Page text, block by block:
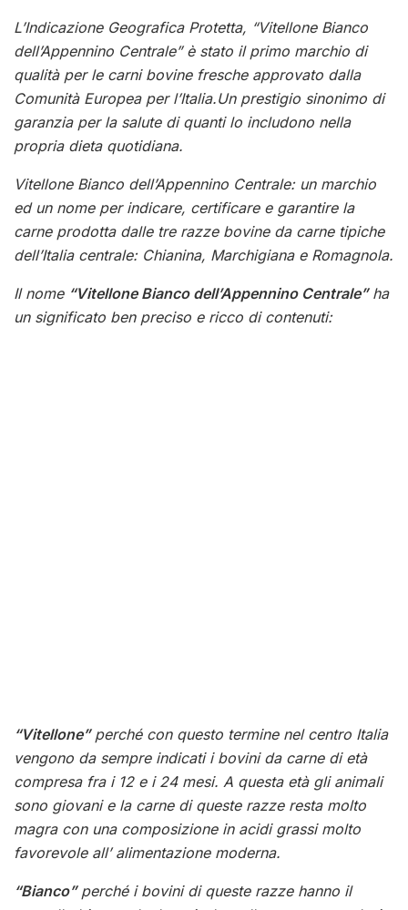
L’Indicazione Geografica Protetta, “Vitellone Bianco
dell’Appennino Centrale” è stato il primo marchio di
qualità per le carni bovine fresche approvato dalla
Comunità Europea per l’Italia.Un prestigio sinonimo di
garanzia per la salute di quanti lo includono nella
propria dieta quotidiana.
Vitellone Bianco dell’Appennino Centrale: un marchio
ed un nome per indicare, certificare e garantire la
carne prodotta dalle tre razze bovine da carne tipiche
dell’Italia centrale: Chianina, Marchigiana e Romagnola.
Il nome “Vitellone Bianco dell’Appennino Centrale”ha
un significato ben preciso e ricco di contenuti:
“Vitellone”perché con questo termine nel centro Italia
vengono da sempre indicati i bovini da carne di età
compresa fra i 12 e i 24 mesi. A questa età gli animali
sono giovani e la carne di queste razze resta molto
magra con una composizione in acidi grassi molto
favorevole all’ alimentazione moderna.
“Bianco”perché i bovini di queste razze hanno il